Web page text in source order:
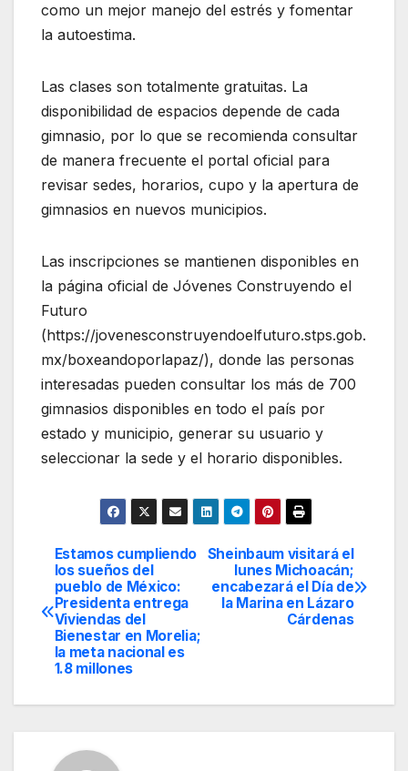
como un mejor manejo del estrés y fomentar
la autoestima.
Las clases son totalmente gratuitas. La
disponibilidad de espacios depende de cada
gimnasio, por lo que se recomienda consultar
de manera frecuente el portal oficial para
revisar sedes, horarios, cupo y la apertura de
gimnasios en nuevos municipios.
Las inscripciones se mantienen disponibles en
la página oficial de Jóvenes Construyendo el
Futuro
(https://jovenesconstruyendoelfuturo.stps.gob.
mx/boxeandoporlapaz/), donde las personas
interesadas pueden consultar los más de 700
gimnasios disponibles en todo el país por
estado y municipio, generar su usuario y
seleccionar la sede y el horario disponibles.
Navegación
de
entradas
Sheinbaum visitará el
lunes Michoacán;
encabezará el Día de
la Marina en Lázaro
Cárdenas
Estamos cumpliendo
los sueños del
pueblo de México:
Presidenta entrega
Viviendas del
Bienestar en Morelia;
la meta nacional es
1.8 millones